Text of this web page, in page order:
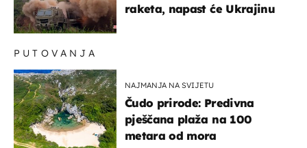
raketa, napast će Ukrajinu
PUTOVANJA
NAJMANJA NA SVIJETU
Čudo prirode: Predivna
pješčana plaža na 100
metara od mora